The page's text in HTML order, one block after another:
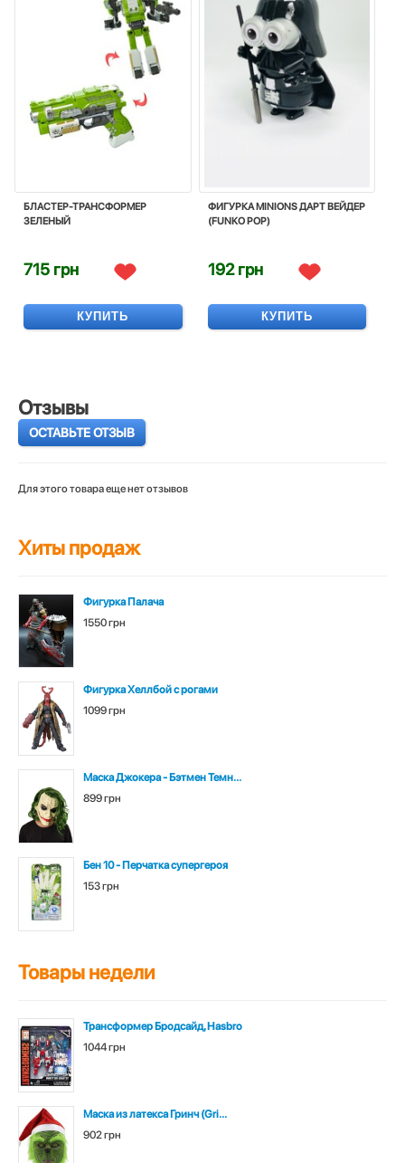
БЛАСТЕР-ТРАНСФОРМЕР
ЗЕЛЕНЫЙ
715 грн
КУПИТЬ
ФИГУРКА MINIONS ДАРТ ВЕЙДЕР
(FUNKO POP)
192 грн
КУПИТЬ
Отзывы
ОСТАВЬТЕ ОТЗЫВ
Для этого товара еще нет отзывов
Хиты продаж
Фигурка Палача
1550 грн
Фигурка Хеллбой с рогами
1099 грн
Маска Джокера - Бэтмен Темн...
899 грн
Бен 10 - Перчатка супергероя
153 грн
Товары недели
Трансформер Бродсайд, Hasbro
1044 грн
Маска из латекса Гринч (Gri...
902 грн